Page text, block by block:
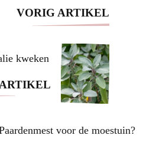
Post
VORIG ARTIKEL
kweken
voor de moestuin?